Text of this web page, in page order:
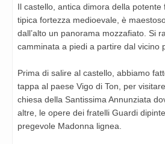
Il castello, antica dimora della potente
tipica fortezza medioevale, è
dall’alto un panorama mozzafiato. Si
camminata a piedi a partire dal vicino
Prima di salire al castello, abbiamo
tappa al paese Vigo di Ton, per
chiesa della Santissima Annunziata
altre, le opere dei fratelli Guardi
pregevole Madonna lignea.